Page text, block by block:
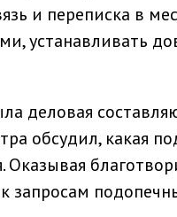
и переписка в
устанавливать
деловая
обсудил, какая
запросам